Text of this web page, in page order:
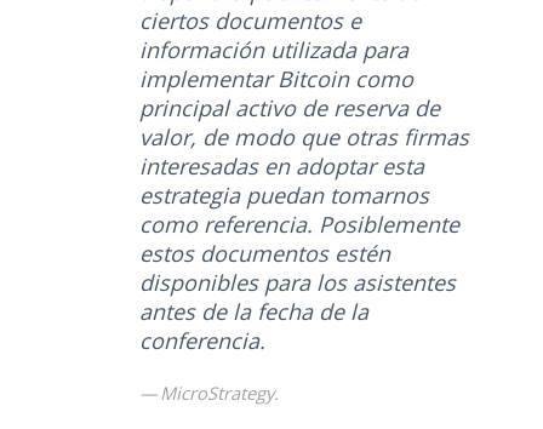
ciertos documentos e
información utilizada para
implementar Bitcoin como
principal activo de reserva de
valor, de modo que otras firmas
interesadas en adoptar esta
estrategia puedan tomarnos
como referencia. Posiblemente
estos documentos estén
disponibles para los asistentes
antes de la fecha de la
conferencia.
MicroStrategy.